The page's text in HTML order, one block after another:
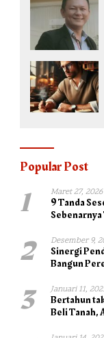
Popular Post
1 Maret 27, 2026
9 Tanda
2 Desember 9,
Sinergi
Bangun
3 Januari 11,
Bertahun
Beli Tanah,